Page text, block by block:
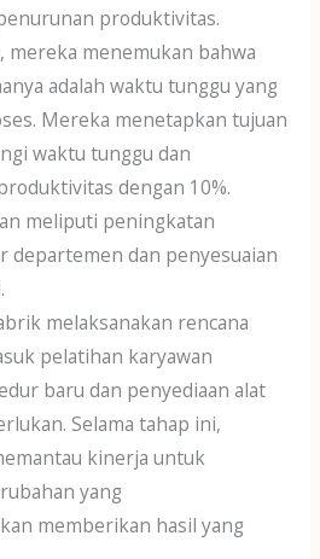
produktivitas.
mereka menemukan bahwa
adalah waktu tunggu yang
Mereka menetapkan tujuan
waktu tunggu dan
dengan 10%.
meliputi peningkatan
departemen dan penyesuaian
melaksanakan rencana
pelatihan karyawan
baru dan penyediaan alat
Selama tahap ini,
kinerja untuk
yang
memberikan hasil yang